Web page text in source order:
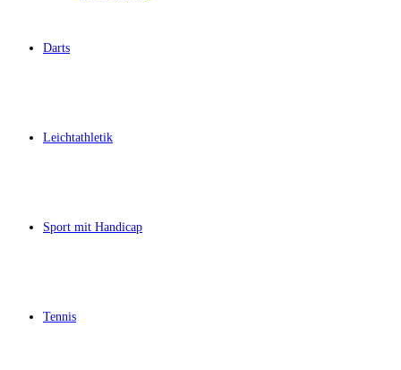
Darts
Leichtathletik
Sport mit Handicap
Tennis